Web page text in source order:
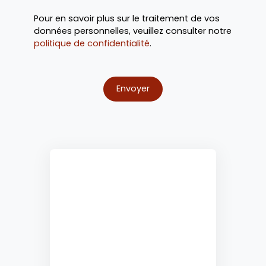
Pour en savoir plus sur le traitement de vos
données personnelles, veuillez consulter notre
politique de confidentialité.
Envoyer